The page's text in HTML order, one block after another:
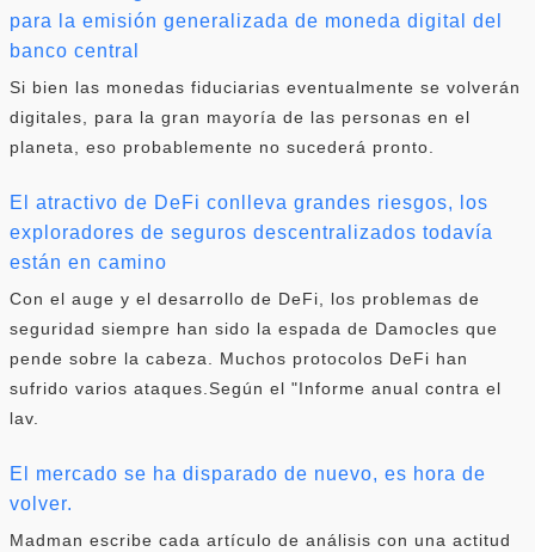
para la emisión generalizada de moneda digital del
banco central
Si bien las monedas fiduciarias eventualmente se volverán
digitales, para la gran mayoría de las personas en el
planeta, eso probablemente no sucederá pronto.
El atractivo de DeFi conlleva grandes riesgos, los
exploradores de seguros descentralizados todavía
están en camino
Con el auge y el desarrollo de DeFi, los problemas de
seguridad siempre han sido la espada de Damocles que
pende sobre la cabeza. Muchos protocolos DeFi han
sufrido varios ataques.Según el "Informe anual contra el
lav.
El mercado se ha disparado de nuevo, es hora de
volver.
Madman escribe cada artículo de análisis con una actitud